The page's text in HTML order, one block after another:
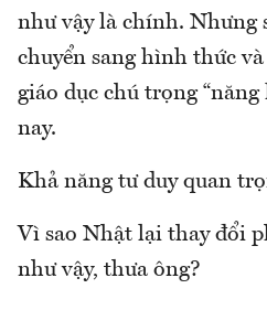
như vậy là chính. Nhưng
chuyển sang hình thức
giáo dục chú trọng “năng
nay.
Khả năng tư duy quan
Vì sao Nhật lại thay đổi
như vậy, thưa ông?